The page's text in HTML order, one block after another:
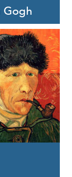
Gogh